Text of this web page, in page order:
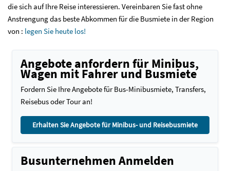
die sich auf Ihre Reise interessieren. Vereinbaren Sie fast ohne
Anstrengung das beste Abkommen für die Busmiete in der Region
von : legen Sie heute los!
Angebote anfordern für Minibus,
Wagen mit Fahrer und Busmiete
Fordern Sie Ihre Angebote für Bus-Minibusmiete, Transfers,
Reisebus oder Tour an!
Erhalten Sie Angebote für Minibus- und Reisebusmiete
Busunternehmen Anmelden